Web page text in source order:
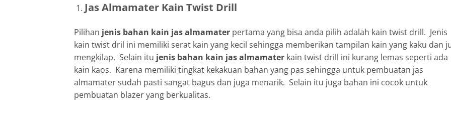
Jas Almamater Kain Twist Drill
Pilihan jenis bahan kain jas almamater pertama yang bisa anda pilih adalah kain twist drill. Jenis
kain twist dril ini memiliki serat kain yang kecil sehingga memberikan tampilan kain yang kaku dan
mengkilap. Selain itu jenis bahan kain jas almamater kain twist drill ini kurang lemas seperti ada
kain kaos. Karena memiliki tingkat kekakuan bahan yang pas sehingga untuk pembuatan jas
almamater sudah pasti sangat bagus dan juga menarik. Selain itu juga bahan ini cocok untuk
pembuatan blazer yang berkualitas.